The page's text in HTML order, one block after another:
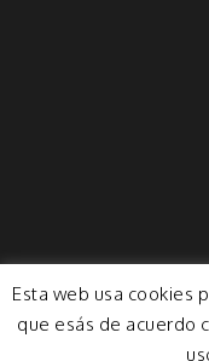
Esta web usa cookies
que esás de acuerdo